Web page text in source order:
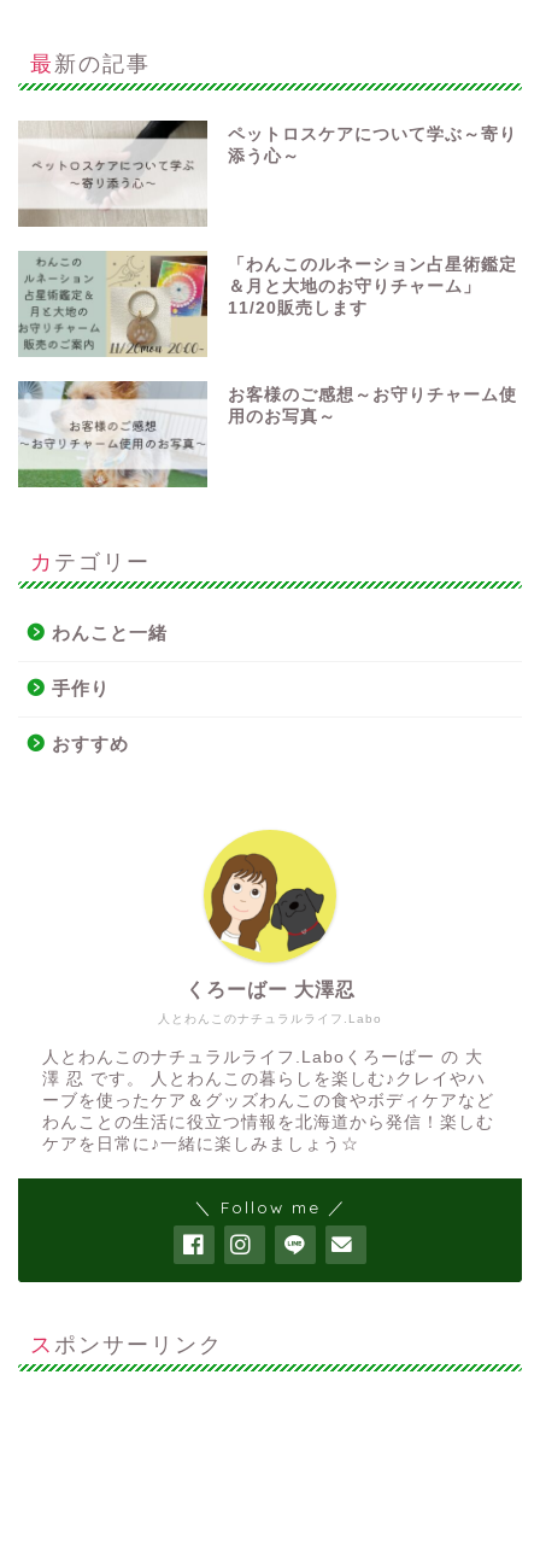
最新の記事
ペットロスケアについて学ぶ～寄り
添う心～
「わんこのルネーション占星術鑑定
＆月と大地のお守りチャーム」
11/20販売します
お客様のご感想～お守りチャーム使
用のお写真～
カテゴリー
わんこと一緒
手作り
おすすめ
人とわんこのナチュラルライフ.Labo
くろーばー 大澤忍
人とわんこのナチュラルライフ.Laboくろーばー の 大
澤 忍 です。 人とわんこの暮らしを楽しむ♪クレイやハ
ーブを使ったケア＆グッズわんこの食やボディケアなど
わんことの生活に役立つ情報を北海道から発信！楽しむ
ケアを日常に♪一緒に楽しみましょう☆
＼ Follow me ／
スポンサーリンク